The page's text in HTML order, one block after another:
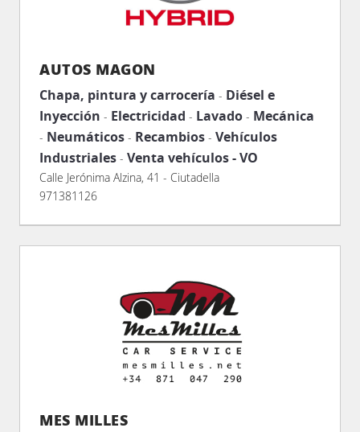
AUTOS MAGON
Chapa, pintura y carrocería - Diésel e
Inyección - Electricidad - Lavado - Mecánica
- Neumáticos - Recambios - Vehículos
Industriales - Venta vehículos - VO
Calle Jerónima Alzina, 41 - Ciutadella
971381126
MES MILLES